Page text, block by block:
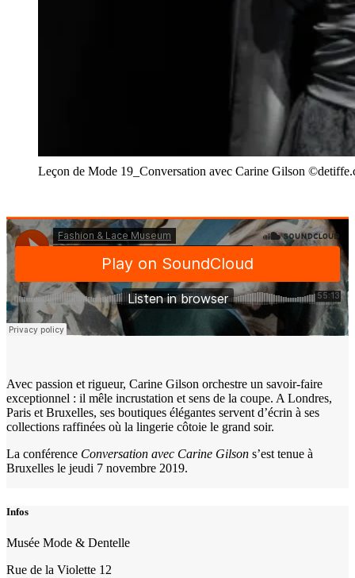
Leçon de Mode 19_Conversation avec Carine Gilson
Avec passion et rigueur, Carine Gilson orchestre un savoir-faire
exceptionnel : il mêle incrustation et sens de la coupe. A Londres,
Paris et Bruxelles, ses boutiques élégantes servent d’écrin à ses
collections raffinées où la lingerie côtoie le grand soir.
La conférence Conversation avec Carine Gilson s’est tenue à
Bruxelles le jeudi 7 novembre 2019.
Infos
Musée Mode & Dentelle
Rue de la Violette 12